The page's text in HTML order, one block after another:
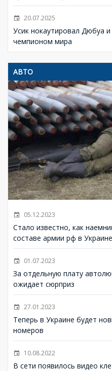
20.07.2025
Усик нокаутировал Дюбуа
чемпионом мира
АВТО
05.12.2023
Стало известно, как
составе армии рф в Украине
01.07.2023
За отдельную плату
ожидает сюрприз
27.01.2023
Теперь в Украине будет
номеров
10.08.2022
В сети появилось видео